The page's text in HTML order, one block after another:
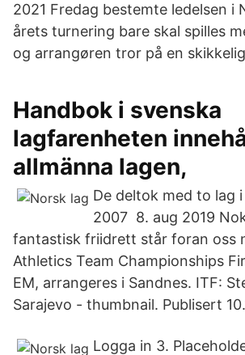
2021 Fredag bestemte ledelsen i
årets turnering bare skal spilles
og arrangøren tror på en
Handbok i svenska
lagfarenheten
allmänna lagen,
De deltok med to lag i
2007 8. aug 2019
fantastisk friidrett står foran oss
Athletics Team Championships
EM, arrangeres i Sandnes. ITF:
Sarajevo - thumbnail. Publisert
Logga in 3.